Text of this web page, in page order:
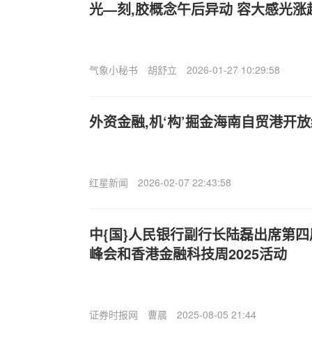
光—刻,胶概念午后异动 容大感光涨
气象小秘书 胡舒立 2026-01-27 10:29:58
外资金融,机‘构’掘金海南自贸港开
红星新闻 2026-02-07 22:43:58
中{国}人民银行副行长陆磊出席第
峰会和香港金融科技周2025活动
证券时报网 曹晨 2025-08-05 21:44